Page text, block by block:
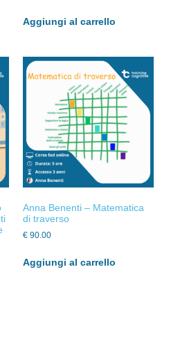
Aggiungi al carrello
Anna Benenti – Matematica
di traverso
€ 90.00
Aggiungi al carrello